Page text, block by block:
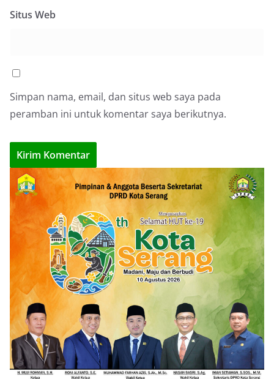
Situs Web
Simpan nama, email, dan situs web saya pada
peramban ini untuk komentar saya berikutnya.